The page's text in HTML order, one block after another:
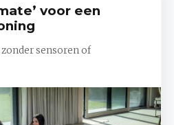
voor een
sensoren of